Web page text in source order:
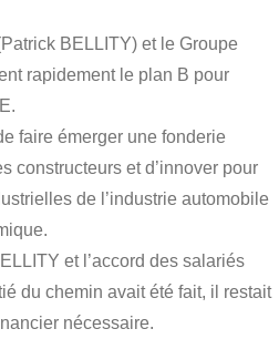
BELLITY) et le Groupe
rapidement le plan B pour
faire émerger une fonderie
constructeurs et d’innover pour
de l’industrie automobile
et l’accord des salariés
du chemin avait été fait, il restait
nécessaire.